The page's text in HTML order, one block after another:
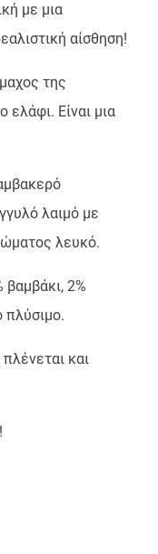
με μια
αίσθηση!
της
ελάφι. Είναι μια
λαιμό με
λευκό.
2%
πλύσιμο.
και